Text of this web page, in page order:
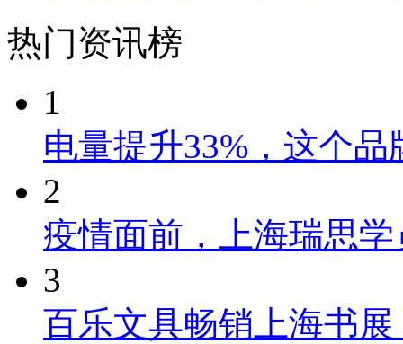
热门资讯榜
1
电量提升33%，这个
2
疫情面前，上海瑞思
3
百乐文具畅销上海书